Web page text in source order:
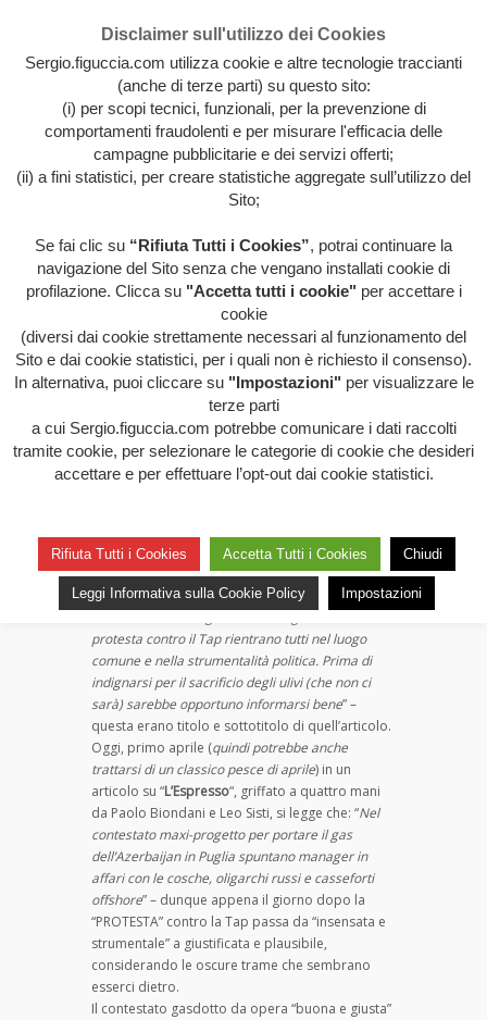
Archivio intera attività artistica di Sergio Figuccia & Opinionismo
personale
HOME/EVIDENZA/ HOME/IL POTERE DA
ITALIA ITALIA ITALIA/LIBERA-
MENTE/ ORRORI DI STAMPA/DRAGHI E BUFALE, A
CHI CREDERE?
Draghi
e
bufale,
a
chi
credere?
Appena l’altro ieri (30 marzo) “linkiesta.it” (con un
articolo firmato F.Cancellato) sparava a zero
contro gli anti-tap: “Tragicomico Sud: la protesta
protesta contro il Tap rientrano tutti nel luogo
comune e nella strumentalità politica. Prima di
indignarsi per il sacrificio degli ulivi (che non ci
sarà) sarebbe opportuno informarsi bene” –
questa erano titolo e sottotitolo di quell’articolo.
Oggi, primo aprile (quindi potrebbe anche
trattarsi di un classico pesce di aprile) in un
articolo su “L’Espresso“, griffato a quattro mani
da Paolo Biondani e Leo Sisti, si legge che: “Nel
contestato maxi-progetto per portare il gas
dell’Azerbaijan in Puglia spuntano manager in
affari con le cosche, oligarchi russi e casseforti
offshore” – dunque appena il giorno dopo la
“PROTESTA” contro la Tap passa da “insensata e
strumentale” a giustificata e plausibile,
considerando le oscure trame che sembrano
esserci dietro.
Il contestato gasdotto da opera “buona e giusta”
Disclaimer sull'utilizzo dei Cookies
Sergio.figuccia.com utilizza cookie e altre tecnologie traccianti
(anche di terze parti) su questo sito:
(i) per scopi tecnici, funzionali, per la prevenzione di
comportamenti fraudolenti e per misurare l'efficacia delle
campagne pubblicitarie e dei servizi offerti;
(ii) a fini statistici, per creare statistiche aggregate sull’utilizzo del
Sito;
Se fai clic su “Rifiuta Tutti i Cookies”, potrai continuare la
navigazione del Sito senza che vengano installati cookie di
profilazione. Clicca su "Accetta tutti i cookie" per accettare i
cookie
(diversi dai cookie strettamente necessari al funzionamento del
Sito e dai cookie statistici, per i quali non è richiesto il consenso).
In alternativa, puoi cliccare su "Impostazioni" per visualizzare le
terze parti
a cui Sergio.figuccia.com potrebbe comunicare i dati raccolti
tramite cookie, per selezionare le categorie di cookie che desideri
accettare e per effettuare l’opt-out dai cookie statistici.
Rifiuta Tutti i Cookies Accetta Tutti i Cookies Chiudi
Leggi Informativa sulla Cookie Policy Impostazioni